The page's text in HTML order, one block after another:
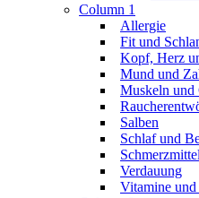
Column 1
Allergie
Fit und
Kopf, Herz
Mund und
Muskeln und
Salben
Schlaf und
Schmerzmittel
Verdauung
Vitamine und